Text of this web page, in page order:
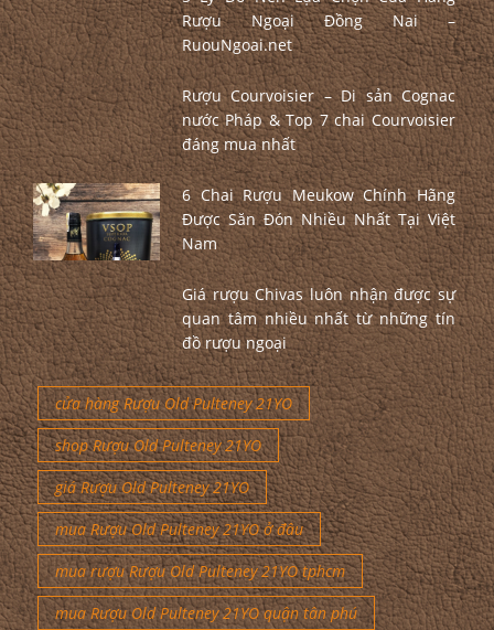
Rượu Ngoại Đồng Nai –
RuouNgoai.net
Rượu Courvoisier – Di sản Cognac
nước Pháp & Top 7 chai Courvoisier
đáng mua nhất
6 Chai Rượu Meukow Chính Hãng
Được Săn Đón Nhiều Nhất Tại Việt
Nam
Giá rượu Chivas luôn nhận được sự
quan tâm nhiều nhất từ những tín
đồ rượu ngoại
cửa hàng Rượu Old Pulteney 21YO
shop Rượu Old Pulteney 21YO
giá Rượu Old Pulteney 21YO
mua Rượu Old Pulteney 21YO ở đâu
mua rượu Rượu Old Pulteney 21YO tphcm
mua Rượu Old Pulteney 21YO quận tân phú